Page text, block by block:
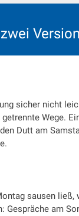
sicher nicht
Wege.
Dutt am
sausen
Gespräche am